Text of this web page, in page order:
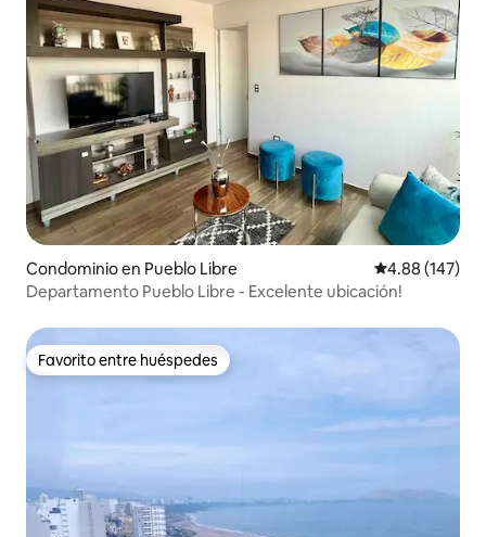
Condominio en Pueblo Libre Calificación
4.88 (147)
Departamento Pueblo Libre - Excelente ubicación!
Favorito entre huéspedes
Favorito entre huéspedes